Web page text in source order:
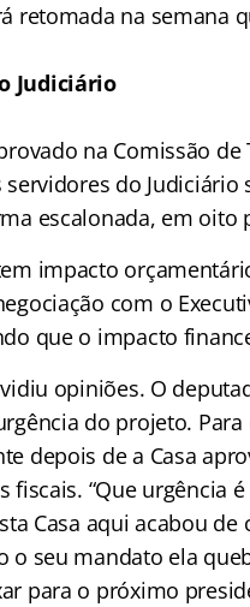
retomada na semana
Judiciário
na Comissão
servidores do
escalonada, em oito
impacto
com o
que o impacto
opiniões. O
do projeto.
depois de a Casa
fiscais. “Que urgência
Casa aqui acabou
o seu mandato ela
para o próximo